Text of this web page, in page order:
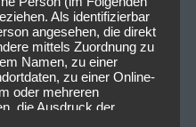
Als identifizierbar
angesehen, die direkt
mittels Zuordnung zu
Namen, zu einer
zu einer Online-
oder mehreren
die Ausdruck der